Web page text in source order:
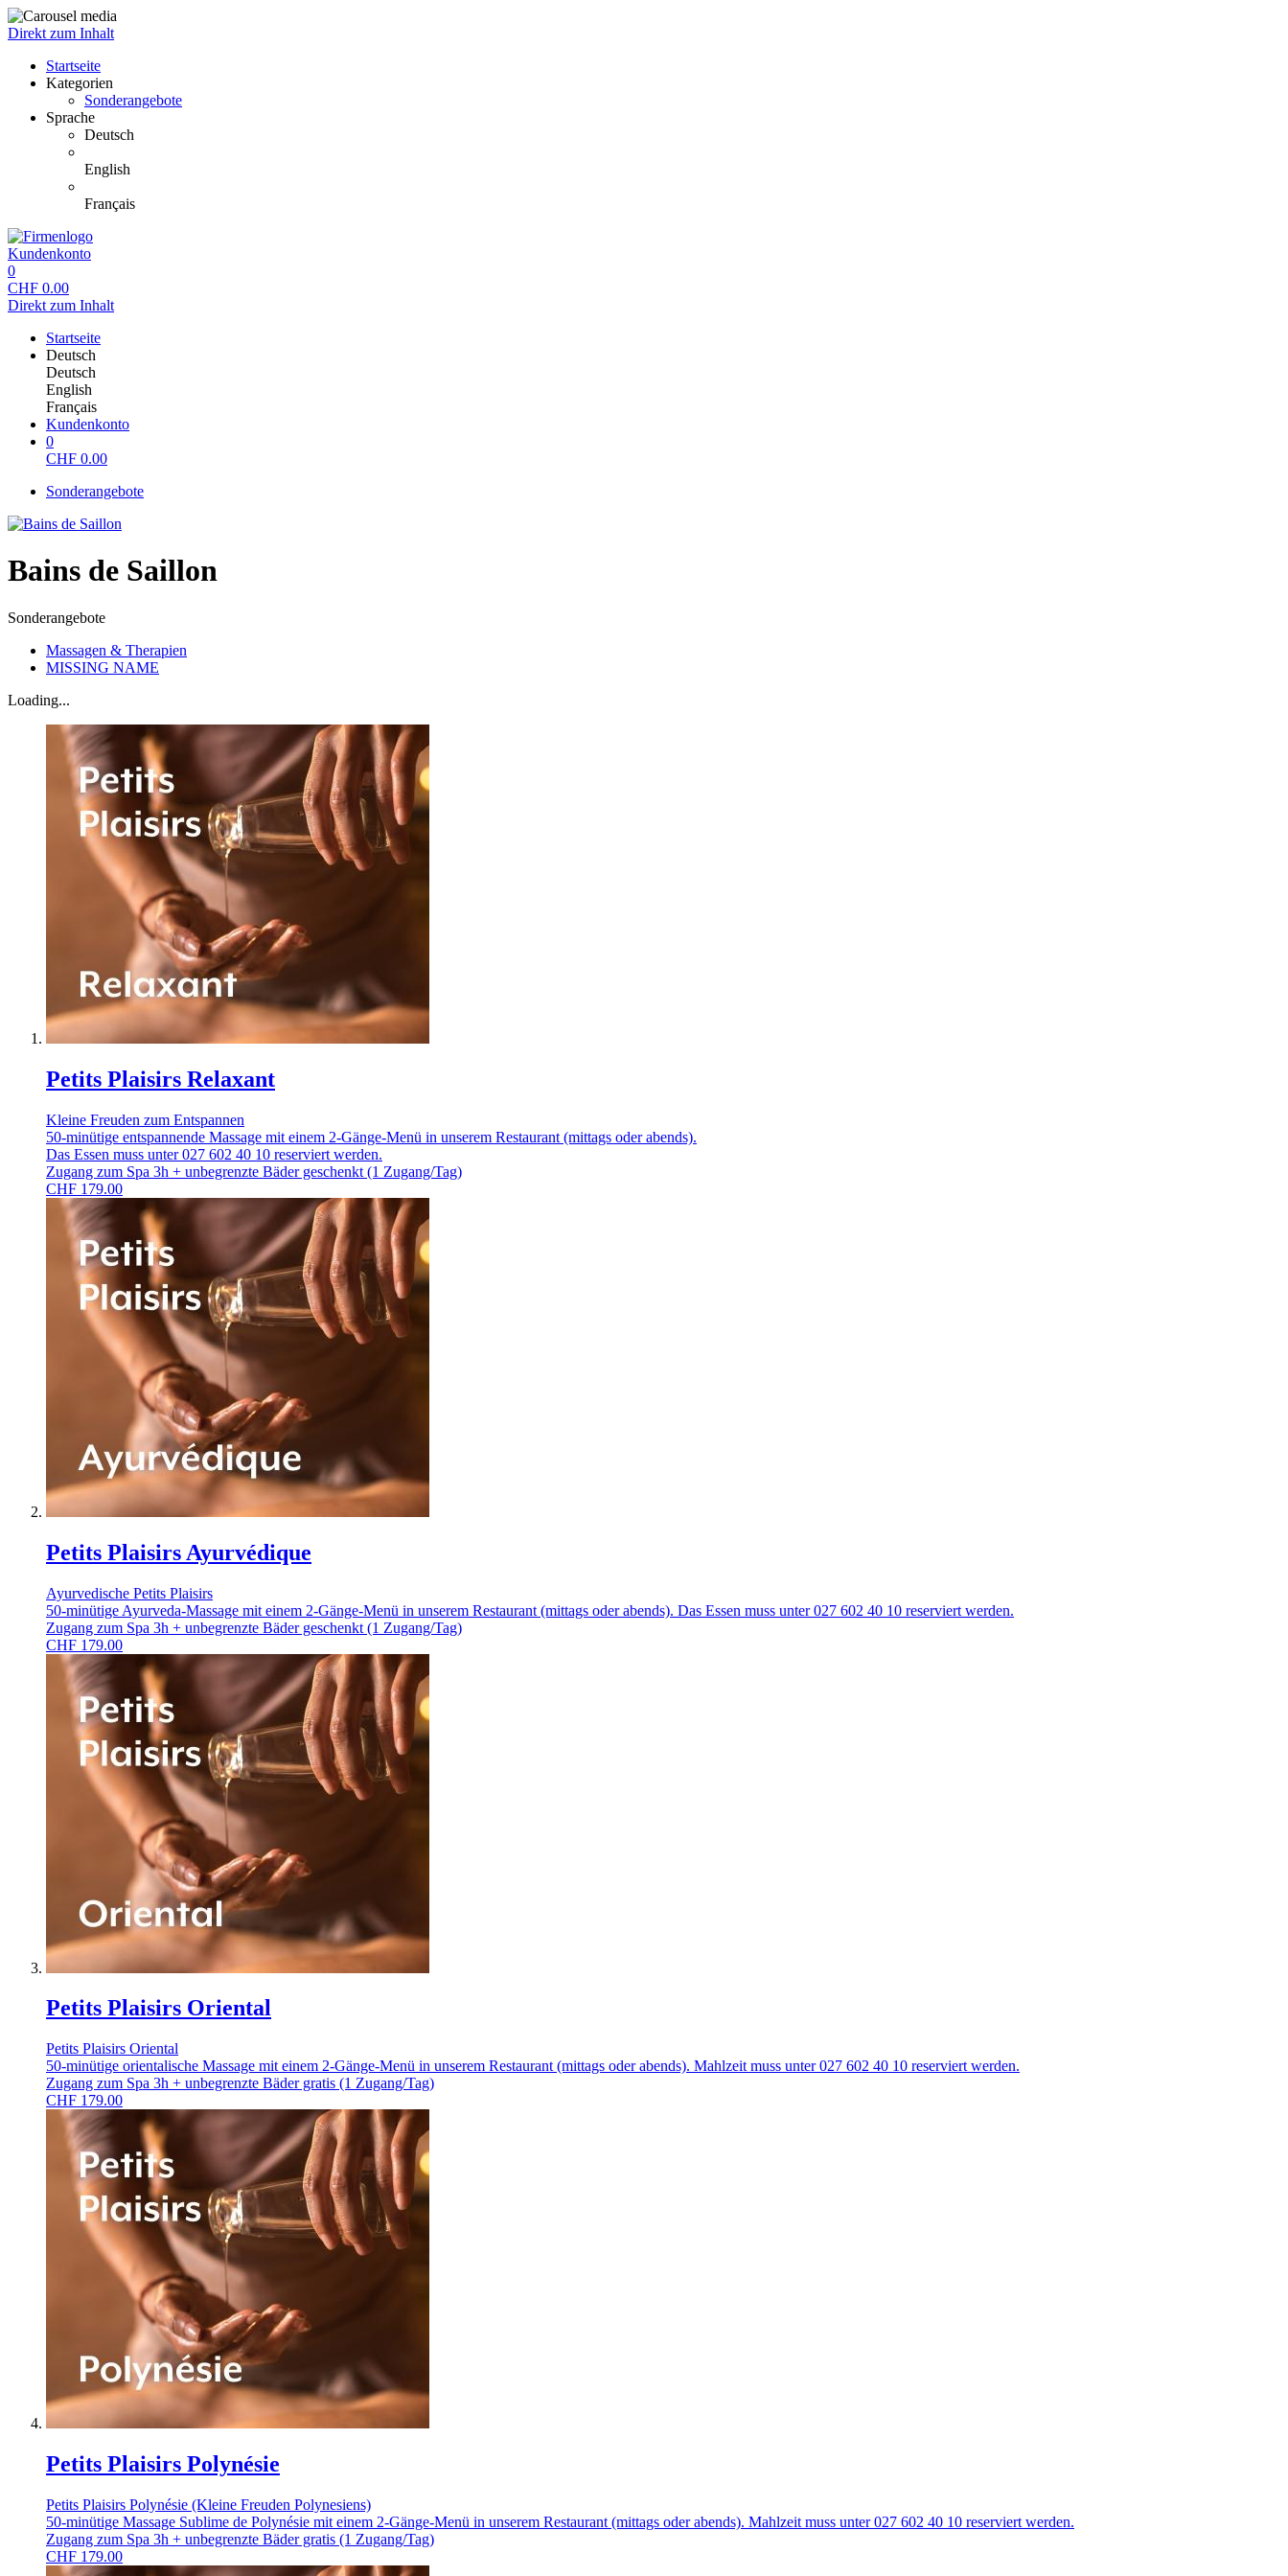
Direkt zum Inhalt
Startseite
Kategorien
Sonderangebote
Sprache
Deutsch
English
Français
Kundenkonto
0
CHF 0.00
Direkt zum Inhalt
Startseite
Deutsch
Deutsch
English
Français
Kundenkonto
0
CHF 0.00
Sonderangebote
Bains de Saillon
Sonderangebote
Massagen & Therapien
MISSING NAME
Loading...
Petits Plaisirs Relaxant
Kleine Freuden zum Entspannen
50-minütige entspannende Massage mit einem 2-Gänge-Menü in unserem Restaurant (mittags oder abends).
Das Essen muss unter 027 602 40 10 reserviert werden.
Zugang zum Spa 3h + unbegrenzte Bäder geschenkt (1 Zugang/Tag)
CHF 179.00
Petits Plaisirs Ayurvédique
Ayurvedische Petits Plaisirs
50-minütige Ayurveda-Massage mit einem 2-Gänge-Menü in unserem Restaurant (mittags oder abends). Das Essen muss unter 027 602 40 10 reserviert werden.
Zugang zum Spa 3h + unbegrenzte Bäder geschenkt (1 Zugang/Tag)
CHF 179.00
Petits Plaisirs Oriental
Petits Plaisirs Oriental
50-minütige orientalische Massage mit einem 2-Gänge-Menü in unserem Restaurant (mittags oder abends). Mahlzeit muss unter 027 602 40 10 reserviert werden.
Zugang zum Spa 3h + unbegrenzte Bäder gratis (1 Zugang/Tag)
CHF 179.00
Petits Plaisirs Polynésie
Petits Plaisirs Polynésie (Kleine Freuden Polynesiens)
50-minütige Massage Sublime de Polynésie mit einem 2-Gänge-Menü in unserem Restaurant (mittags oder abends). Mahlzeit muss unter 027 602 40 10 reserviert werden.
Zugang zum Spa 3h + unbegrenzte Bäder gratis (1 Zugang/Tag)
CHF 179.00